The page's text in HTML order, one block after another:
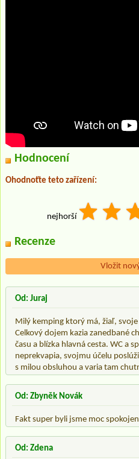
Hodnocení
Ohodnoťte teto zařízení:
nejhorší
Recenze
Vložit
Od: Juraj
Milý kemping ktorý má, žiaľ,
Celkový dojem kazia zanedbané
času a blízka hlavná cesta. WC a
neprekvapia, svojmu účelu
s milou obsluhou a varia tam
Od: Zbyněk Novák
Fakt super byli jsme moc
Od: Zdena